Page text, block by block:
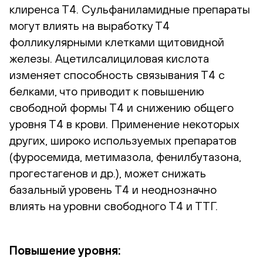
клиренса Т4. Сульфаниламидные препараты
могут влиять на выработку Т4
фолликулярными клетками щитовидной
железы. Ацетилсалициловая кислота
изменяет способность связывания Т4 с
белками, что приводит к повышению
свободной формы Т4 и снижению общего
уровня Т4 в крови. Применение некоторых
других, широко используемых препаратов
(фуросемида, метимазола, фенилбутазона,
прогестагенов и др.), может снижать
базальный уровень Т4 и неоднозначно
влиять на уровни свободного Т4 и ТТГ.
Повышение уровня: